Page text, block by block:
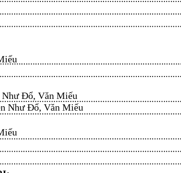
Như Đổ, Văn Miếu​​​​
Như Đổ, Văn Miếu​​​​